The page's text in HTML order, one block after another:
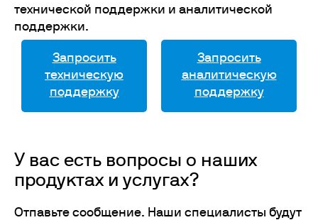
технической поддержки и аналитической
поддержки.
Запросить
техническую
поддержку
Запросить
аналитическую
поддержку
У вас есть вопросы о наших
продуктах и услугах?
Отпавьте сообщение. Наши специалисты будут